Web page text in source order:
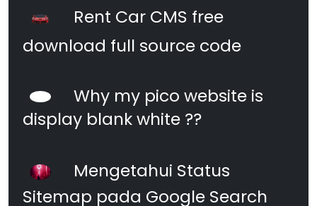
Rent Car CMS free
download full source code
Why my pico website is
display blank white ??
Mengetahui Status
Sitemap pada Google Search